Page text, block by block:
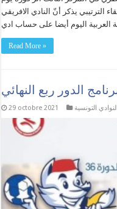
مكارم المهدية بنتيجة 26-24 في اللقاء الترتيبي يذكر أنّ النادي الافريقي
Read More »
29 octobre 2021 النوادي التونسية